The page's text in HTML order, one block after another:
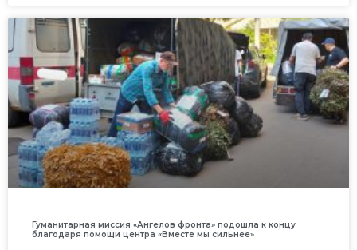
Гуманитарная миссия «Ангелов фронта» подошла к концу
благодаря помощи центра «Вместе мы сильнее»